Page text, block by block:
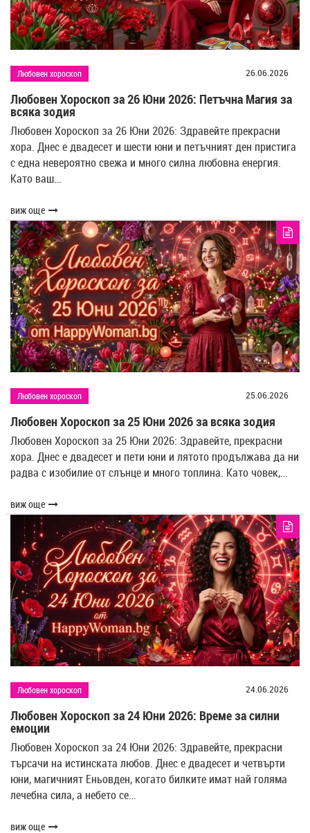
Любовен хороскоп 26.06.2026
Любовен Хороскоп за 26 Юни 2026: Петъчна Магия за
всяка зодия
Любовен Хороскоп за 26 Юни 2026: Здравейте прекрасни
хора. Днес е двадесет и шести юни и петъчният ден пристига
с една невероятно свежа и много силна любовна енергия.
Като ваш…
виж още
Любовен хороскоп 25.06.2026
Любовен Хороскоп за 25 Юни 2026 за всяка зодия
Любовен Хороскоп за 25 Юни 2026: Здравейте, прекрасни
хора. Днес е двадесет и пети юни и лятото продължава да ни
радва с изобилие от слънце и много топлина. Като човек,…
виж още
Любовен хороскоп 24.06.2026
Любовен Хороскоп за 24 Юни 2026: Време за силни
емоции
Любовен Хороскоп за 24 Юни 2026: Здравейте, прекрасни
търсачи на истинската любов. Днес е двадесет и четвърти
юни, магичният Еньовден, когато билките имат най голяма
лечебна сила, а небето се…
виж още